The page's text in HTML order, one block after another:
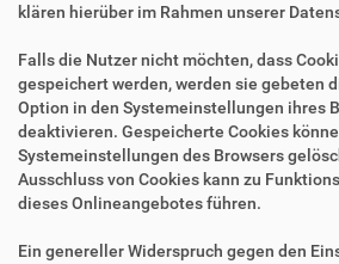
klären hierüber im Rahmen unserer
Falls die Nutzer nicht möchten, dass
gespeichert werden, werden sie gebeten
Option in den Systemeinstellungen ihres
deaktivieren. Gespeicherte Cookies
Systemeinstellungen des Browsers
Ausschluss von Cookies kann zu
dieses Onlineangebotes führen.
Ein genereller Widerspruch gegen den